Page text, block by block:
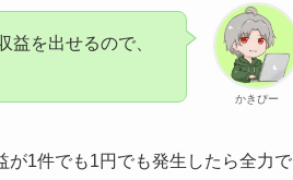
かきぴー
益を出せるので、
が1件でも1円でも発生したら全力で